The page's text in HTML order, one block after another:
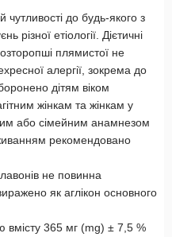
чутливості до будь-якого з
різної етіології. Дієтичні
плямистої не
алергії, зокрема до
дітям віком
жінкам та жінкам у
або сімейним анамнезом
рекомендовано
не повинна
як аглікон основного
вмісту 365 мг (mg) ± 7,5 %